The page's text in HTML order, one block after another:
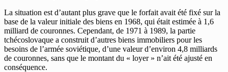
La situation est d’autant plus grave que le forfait avait été fixé sur la
base de la valeur initiale des biens en 1968, qui était estimée à 1,6
milliard de couronnes. Cependant, de 1971 à 1989, la partie
tchécoslovaque a construit d’autres biens immobiliers pour les
besoins de l’armée soviétique, d’une valeur d’environ 4,8 milliards
de couronnes, sans que le montant du « loyer » n’ait été ajusté en
conséquence.